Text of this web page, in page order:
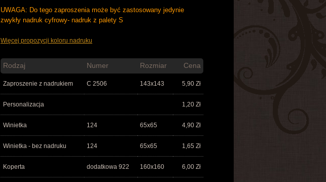
UWAGA: Do tego zaproszenia może być zastosowany jedynie
zwykły nadruk cyfrowy- nadruk z palety S
Więcej propozycji koloru nadruku
Rodzaj Numer Rozmiar Cena
Zaproszenie z nadrukiem C 2506 143x143 5,90 Zł
Personalizacja 1,20 Zł
Winietka 124 65x65 4,90 Zł
Winietka - bez nadruku 124 65x65 1,65 Zł
Koperta dodatkowa 922 160x160 6,00 Zł